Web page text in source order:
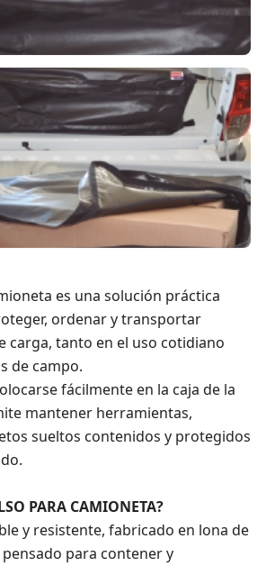
es una solución práctica
ordenar y transportar
carga, tanto en el uso cotidiano
de campo.
fácilmente en la caja de la
mantener herramientas,
sueltos contenidos y protegidos
PARA CAMIONETA?
y resistente, fabricado en lona de
para contener y